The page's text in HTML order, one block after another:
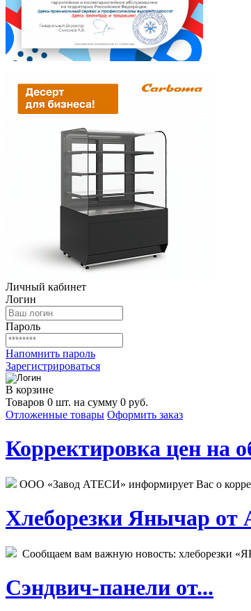
Личный кабинет
Логин
Пароль
Напомнить пароль
Зарегистрироваться
В корзине
Товаров 0 шт. на сумму 0 руб.
Отложенные товары Оформить заказ
Корректировка цен на
ООО «Завод АТЕСИ» информирует Вас о
Хлеборезки Янычар от
Сообщаем вам важную новость: хлеборезки
Сэндвич-панели от...